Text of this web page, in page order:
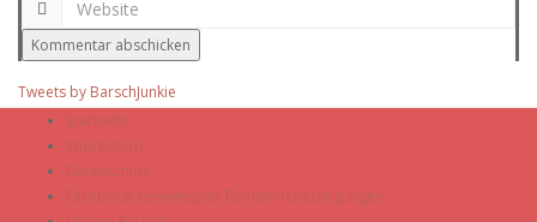
Tweets by BarschJunkie
Startseite
Impressum
Datenschutz
Facebook Gewinnspiel Teilnahmebedingungen